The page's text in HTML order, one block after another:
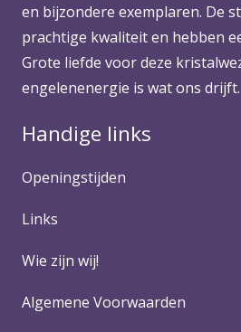
en bijzondere exemplaren. De
prachtige kwaliteit en hebben
Grote liefde voor deze
engelenenergie is wat ons drijft.
Handige links
Openingstijden
Links
Wie zijn wij!
Algemene Voorwaarden